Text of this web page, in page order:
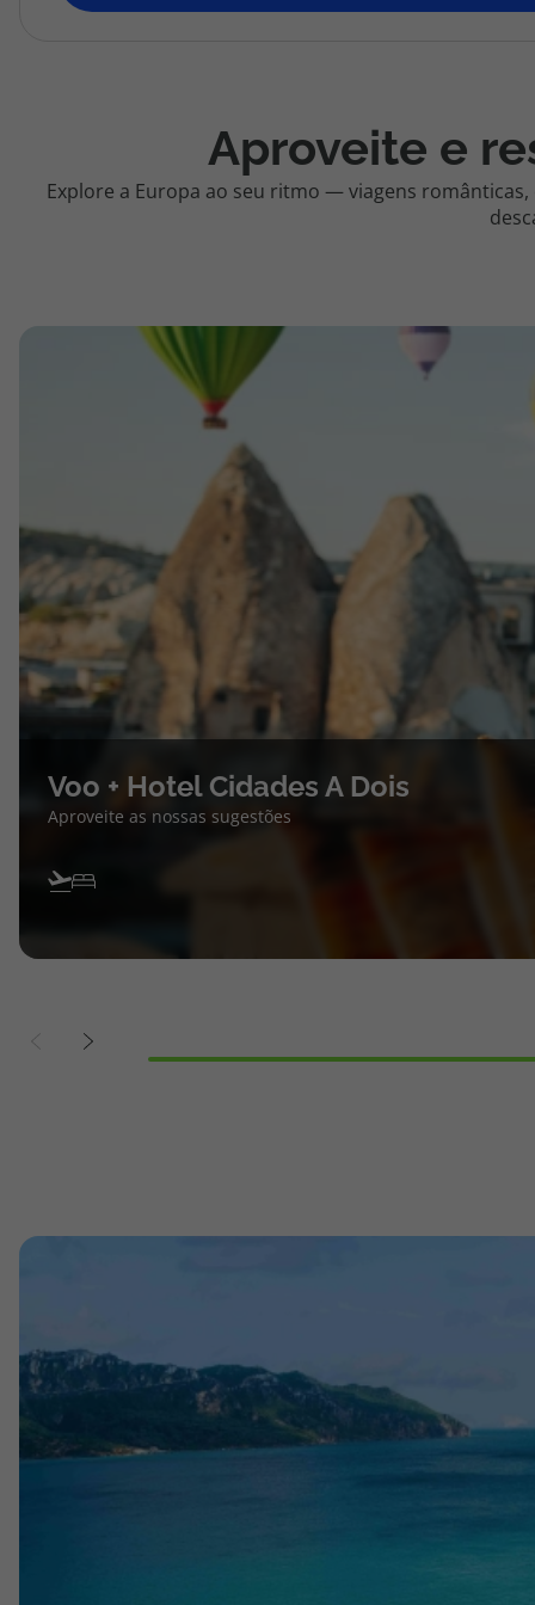
topatlantico@topatlantico.com
Aproveite e
Explore a Europa ao seu ritmo — viagens
Voo + Hotel Cidades A Dois
Aproveite as nossas sugestões